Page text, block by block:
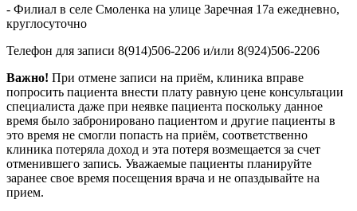
- Филиал в селе Смоленка на улице Заречная 17а ежедневно,
круглосуточно
Телефон для записи 8(914)506-2206 и/или 8(924)506-2206
Важно! При отмене записи на приём, клиника вправе
попросить пациента внести плату равную цене консультации
специалиста даже при неявке пациента поскольку данное
время было забронировано пациентом и другие пациенты в
это время не смогли попасть на приём, соответственно
клиника потеряла доход и эта потеря возмещается за счет
отменившего запись. Уважаемые пациенты планируйте
заранее свое время посещения врача и не опаздывайте на
прием.